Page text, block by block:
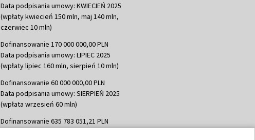
Data podpisania umowy: KWIECIEŃ 2025
(wpłaty kwiecień 150 mln, maj 140 mln,
czerwiec 10 mln)
Dofinansowanie 170 000 000,00 PLN
Data podpisania umowy: LIPIEC 2025
(wpłaty lipiec 160 mln, sierpień 10 mln)
Dofinansowanie 60 000 000,00 PLN
Data podpisania umowy: SIERPIEŃ 2025
(wpłata wrzesień 60 mln)
Dofinansowanie 635 783 051,21 PLN